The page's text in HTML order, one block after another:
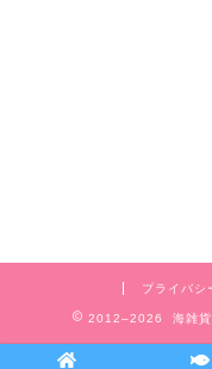
プライバシ
2012–2026 海雑貨